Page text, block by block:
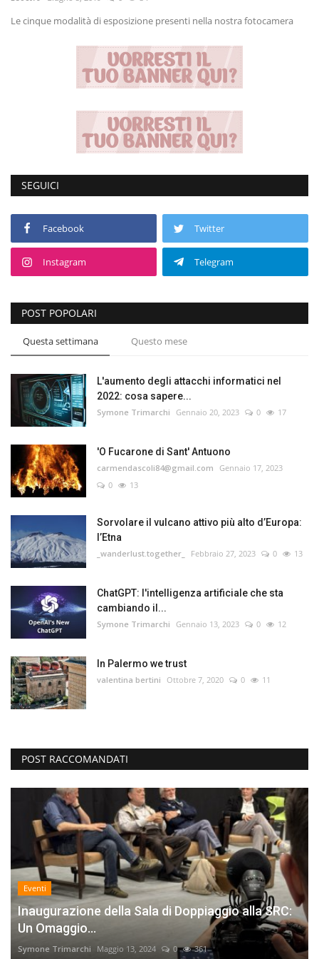
Volgo Academy
Recensioni
Galleria
Shop
Le cinque modalità di esposizione presenti nella nostra fotocamera
SEGUICI
Facebook Twitter
Instagram Telegram
POST POPOLARI
Questa settimana Questo mese
L'aumento degli attacchi informatici nel
2022: cosa sapere...
Symone Trimarchi Gennaio 20, 2023 0 17
'O Fucarone di Sant' Antuono
carmendascoli84@gmail.com
Gennaio 17, 2023
0
13
Sorvolare il vulcano attivo più alto d’Europa:
l’Etna
_wanderlust.together_ Febbraio 27, 2023 0 13
ChatGPT: l'intelligenza artificiale che sta
cambiando il...
Symone Trimarchi Gennaio 13, 2023 0 12
In Palermo we trust
valentina bertini Ottobre 7, 2020 0 11
POST RACCOMANDATI
Eventi
Inaugurazione della Sala di Doppiaggio alla SRC:
Un Omaggio...
Symone Trimarchi Maggio 13, 2024 0 361